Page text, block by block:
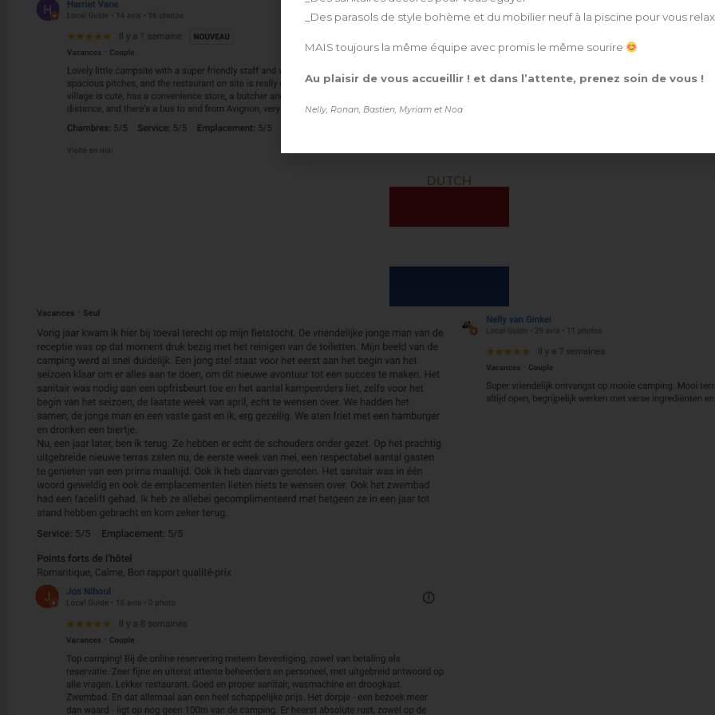
DUTCH
_Des parasols de style bohème et du mobilier neuf à la piscine pour vous
MAIS toujours la même équipe avec promis le même sourire
Au plaisir de vous accueillir ! et dans l’attente, prenez soin de vous !
Nelly, Ronan, Bastien, Myriam et Noa